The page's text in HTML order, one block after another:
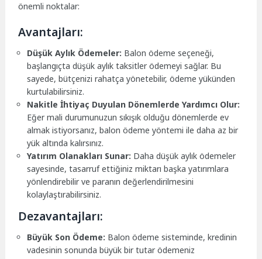
önemli noktalar:
Avantajları:
Düşük Aylık Ödemeler: Balon ödeme seçeneği,
başlangıçta düşük aylık taksitler ödemeyi sağlar. Bu
sayede, bütçenizi rahatça yönetebilir, ödeme yükünden
kurtulabilirsiniz.
Nakitle İhtiyaç Duyulan Dönemlerde Yardımcı Olur:
Eğer mali durumunuzun sıkışık olduğu dönemlerde ev
almak istiyorsanız, balon ödeme yöntemi ile daha az bir
yük altında kalırsınız.
Yatırım Olanakları Sunar: Daha düşük aylık ödemeler
sayesinde, tasarruf ettiğiniz miktarı başka yatırımlara
yönlendirebilir ve paranın değerlendirilmesini
kolaylaştırabilirsiniz.
Dezavantajları:
Büyük Son Ödeme: Balon ödeme sisteminde, kredinin
vadesinin sonunda büyük bir tutar ödemeniz